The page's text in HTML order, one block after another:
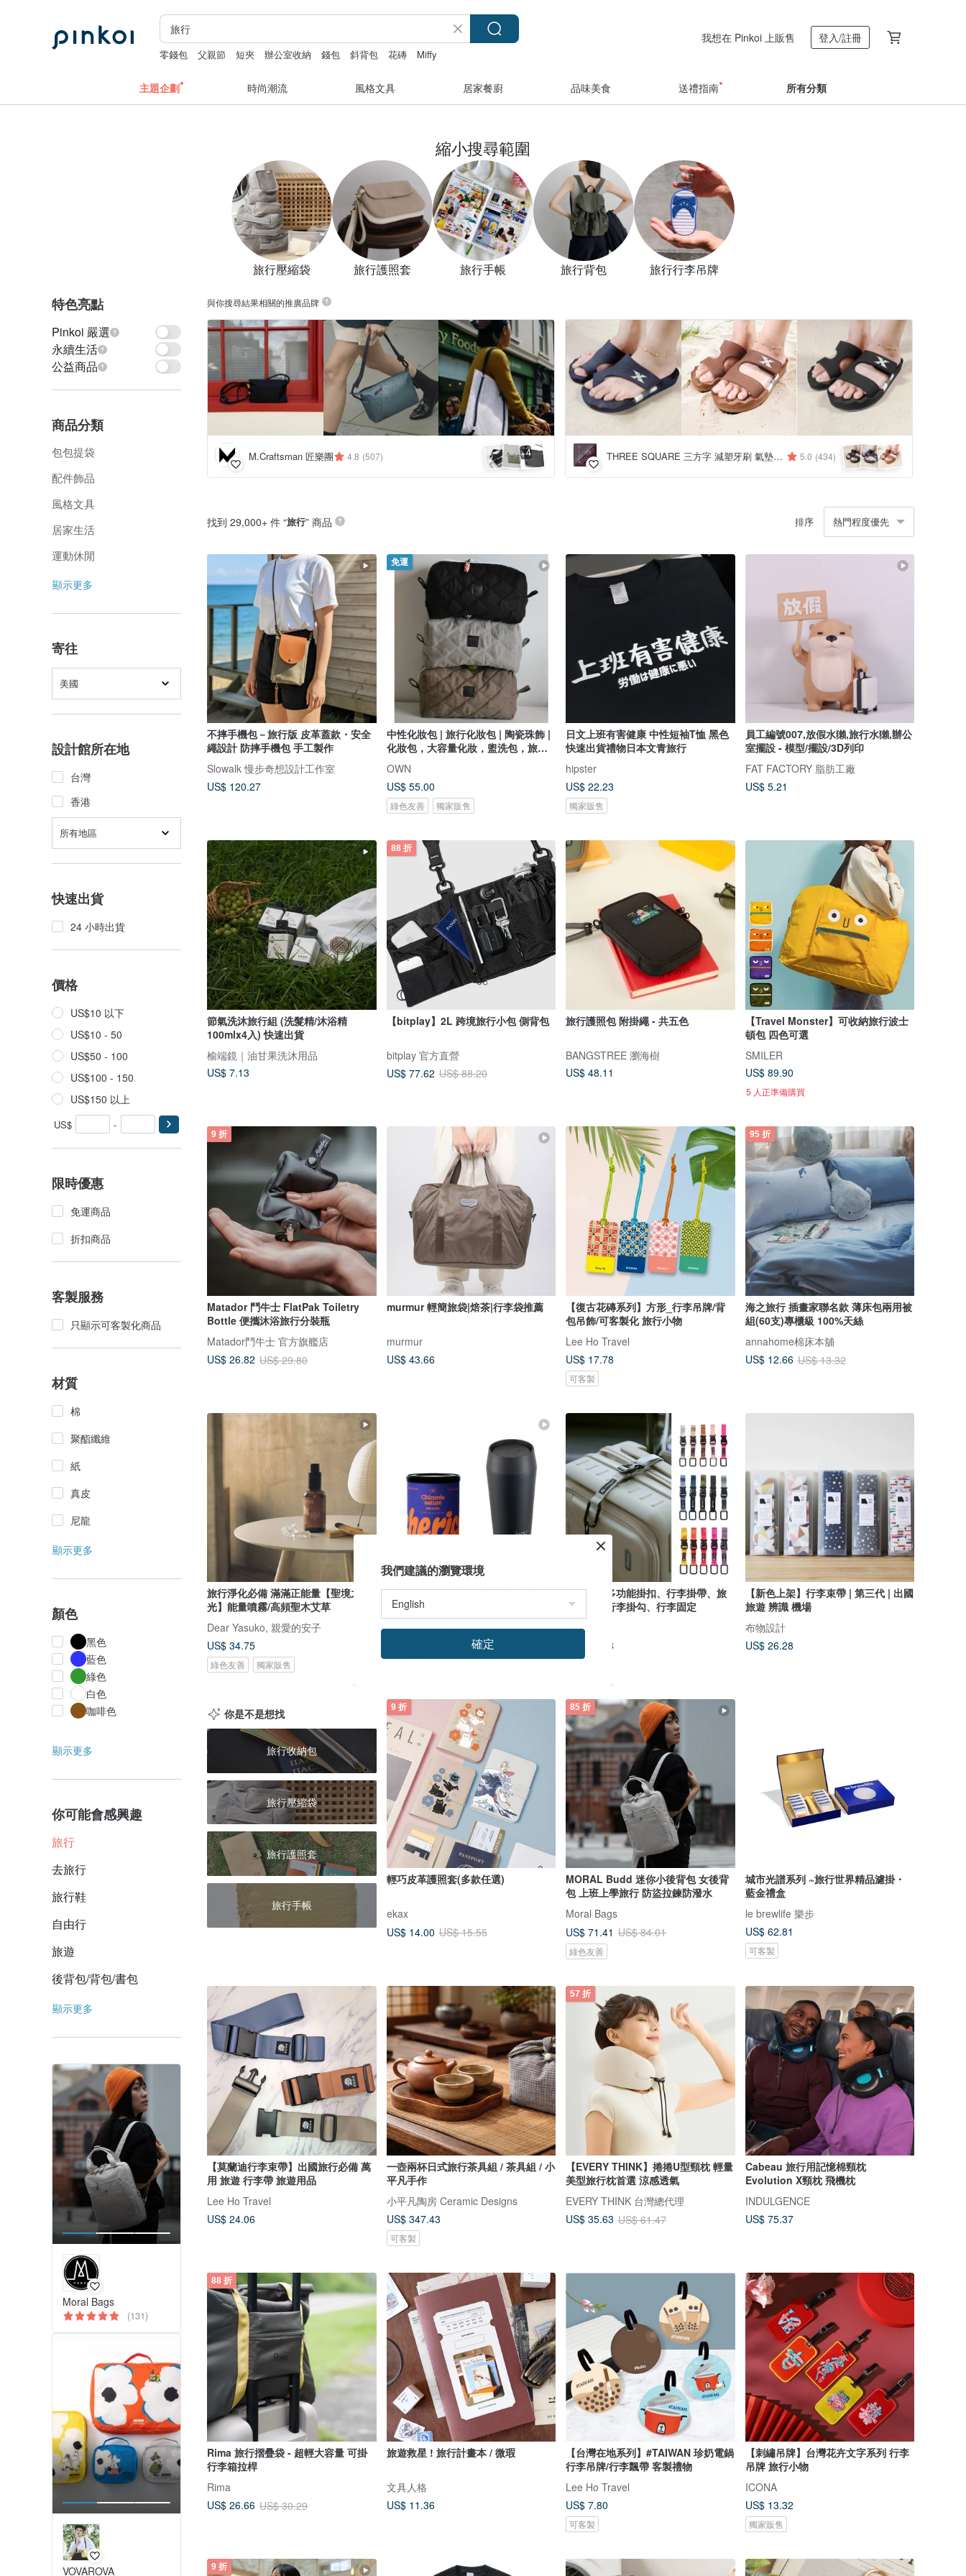
零錢包 父親節 短夾 辦公室收納 錢包 斜背包 花磚 Miffy
我想在 Pinkoi 上販售 登入/註冊
主題企劃 時尚潮流 風格文具 居家餐廚 品味美食 送禮指南 所有分類
縮小搜尋範圍
旅行壓縮袋 旅行護照套 旅行手帳 旅行背包 旅行行李吊牌
特色亮點
Pinkoi 嚴選
永續生活
公益商品
商品分類
包包提袋
配件飾品
風格文具
居家生活
運動休閒
顯示更多
寄往
美國
設計館所在地
台灣
香港
所有地區
快速出貨
24 小時出貨
價格
US$10 以下
US$10 - 50
US$50 - 100
US$100 - 150
US$150 以上
US$ -
限時優惠
免運商品
折扣商品
客製服務
只顯示可客製化商品
材質
棉
聚酯纖維
紙
真皮
尼龍
顯示更多
顏色
黑色
藍色
綠色
白色
咖啡色
顯示更多
你可能會感興趣
旅行
去旅行
旅行鞋
自由行
旅遊
後背包/背包/書包
顯示更多
Moral Bags
(131)
VOVAROVA
與你搜尋結果相關的推廣品牌
M.Craftsman 匠樂團 4.8 (507) +4 THREE SQUARE 三方字 減塑牙刷 氣墊拖鞋 5.0 (434)
找到 29,000+ 件 “旅行” 商品 排序 熱門程度優先
不摔手機包－旅行版 皮革蓋款・安全
繩設計 防摔手機包 手工製作
Slowalk 慢步奇想設計工作室
US$ 120.27
免運
中性化妝包 | 旅行化妝包 | 陶瓷珠飾 |
化妝包，大容量化妝，盥洗包，旅行
化妝包
OWN
US$ 55.00
綠色友善 獨家販售
日文上班有害健康 中性短袖T恤 黑色
快速出貨禮物日本文青旅行
hipster
US$ 22.23
獨家販售
員工編號007,放假水獺,旅行水獺,辦公
室擺設 - 模型/擺設/3D列印
FAT FACTORY 脂肪工廠
US$ 5.21
節氣洗沐旅行組 (洗髮精/沐浴精
100mlx4入) 快速出貨
榆端鏡｜油甘果洗沐用品
US$ 7.13
88 折
【bitplay】2L 跨境旅行小包 側背包
bitplay 官方直營
US$ 77.62 US$ 88.20
旅行護照包 附掛繩 - 共五色
BANGSTREE 瀏海樹
US$ 48.11
【Travel Monster】可收納旅行波士
頓包 四色可選
SMILER
US$ 89.90
5 人正準備購買
9 折
Matador 鬥牛士 FlatPak Toiletry
Bottle 便攜沐浴旅行分裝瓶
Matador鬥牛士 官方旗艦店
US$ 26.82 US$ 29.80
murmur 輕簡旅袋|焙茶|行李袋推薦
murmur
US$ 43.66
【復古花磚系列】方形_行李吊牌/背
包吊飾/可客製化 旅行小物
Lee Ho Travel
US$ 17.78
可客製
95 折
海之旅行 插畫家聯名款 薄床包兩用被
組(60支)專櫃級 100%天絲
annahome棉床本舖
US$ 12.66 US$ 13.32
旅行淨化必備 滿滿正能量【聖境之
光】能量噴霧/高頻聖木艾草
Dear Yasuko, 親愛的安子
US$ 34.75
綠色友善 獨家販售
SimplexCherico天然菊苣咖啡 隨行
組 /含bru陶瓷旅行保溫杯
SIMPLE REAL 想望咖啡
cctogo_多功能掛扣、行李掛帶、旅
行必備、行李掛勾、行李固定
cctogo
US$ 17.38
【新色上架】行李束帶 | 第三代 | 出國
旅遊 辨識 機場
布物設計
US$ 26.28
你是不是想找
旅行收納包
旅行壓縮袋
旅行護照套
旅行手帳
9 折
輕巧皮革護照套(多款任選)
ekax
US$ 14.00 US$ 15.55
85 折
MORAL Budd 迷你小後背包 女後背
包 上班上學旅行 防盜拉鍊防潑水
Moral Bags
US$ 71.41 US$ 84.01
綠色友善
城市光譜系列 ~旅行世界精品濾掛・
藍金禮盒
le brewlife 樂步
US$ 62.81
可客製
【莫蘭迪行李束帶】出國旅行必備 萬
用 旅遊 行李帶 旅遊用品
Lee Ho Travel
US$ 24.06
一壺兩杯日式旅行茶具組 / 茶具組 / 小
平凡手作
小平凡陶房 Ceramic Designs
US$ 347.43
可客製
57 折
【EVERY THINK】捲捲U型頸枕 輕量
美型旅行枕首選 涼感透氣
EVERY THINK 台灣總代理
US$ 35.63 US$ 61.47
Cabeau 旅行用記憶棉頸枕
Evolution X頸枕 飛機枕
INDULGENCE
US$ 75.37
88 折
Rima 旅行摺疊袋 - 超輕大容量 可掛
行李箱拉桿
Rima
US$ 26.66 US$ 30.29
旅遊救星 ! 旅行計畫本 / 微瑕
文具人格
US$ 11.36
【台灣在地系列】#TAIWAN 珍奶電鍋
行李吊牌/行李飄帶 客製禮物
Lee Ho Travel
US$ 7.80
可客製
【刺繡吊牌】台灣花卉文字系列 行李
吊牌 旅行小物
ICONA
US$ 13.32
獨家販售
9 折
我們建議的瀏覽環境
確定